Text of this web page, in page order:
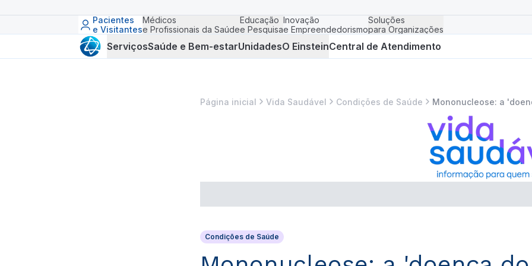
Pacientes
e Visitantes
Médicos
e Profissionais da Saúde
Educação
e Pesquisa
Inovação
e Empreendedorismo
Soluções
para Organizações
ServiçosSaúde e Bem-estarUnidadesO EinsteinCentral de Atendimento
Página inicial Vida Saudável Condições de Saúde Mononucleose: a
Condições de Saúde